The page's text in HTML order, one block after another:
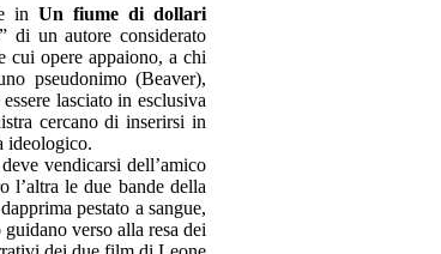
in Un fiume di dollari
di un autore considerato
cui opere appaiono, a chi
pseudonimo (Beaver),
lasciato in esclusiva
cercano di inserirsi in
ideologico.
vendicarsi dell’amico
l’altra le due bande della
pestato a sangue,
verso alla resa dei